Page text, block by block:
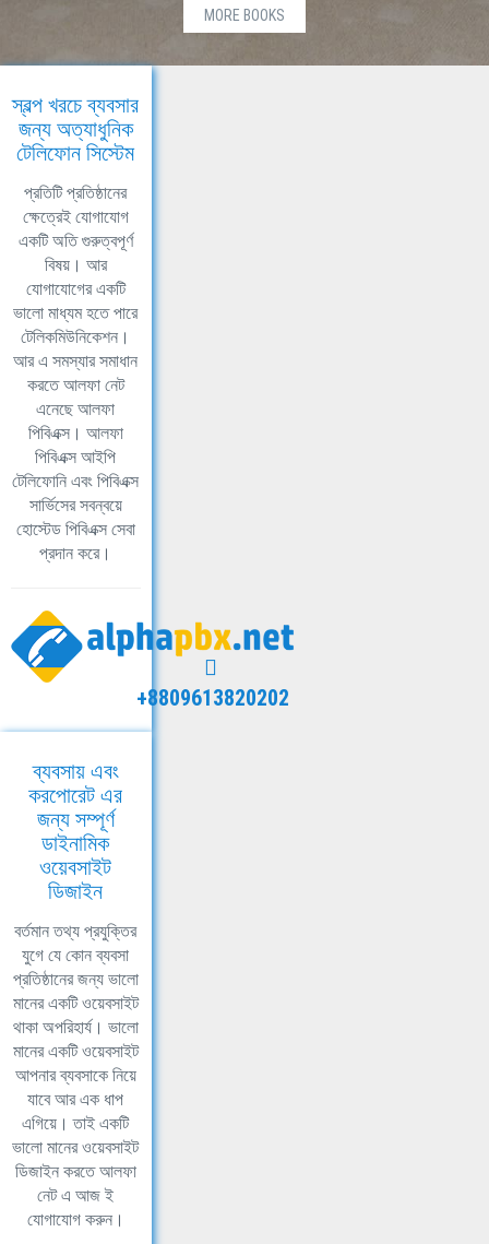
MORE BOOKS
স্বল্প খরচে ব্যবসার
জন্য অত্যাধুনিক
টেলিফোন সিস্টেম
প্রতিটি প্রতিষ্ঠানের
ক্ষেত্রেই যোগাযোগ
একটি অতি গুরুত্বপূর্ণ
বিষয়। আর
যোগাযোগের একটি
ভালো মাধ্যম হতে পারে
টেলিকমিউনিকেশন।
আর এ সমস্যার সমাধান
করতে আলফা নেট
এনেছে আলফা
পিবিএক্স। আলফা
পিবিএক্স আইপি
টেলিফোনি এবং পিবিএক্স
সার্ভিসের সবন্বয়ে
হোস্টেড পিবিএক্স সেবা
প্রদান করে।
+8809613820202
ব্যবসায় এবং
করপোরেট এর
জন্য সম্পূর্ণ
ডাইনামিক
ওয়েবসাইট
ডিজাইন
বর্তমান তথ্য প্রযুক্তির
যুগে যে কোন ব্যবসা
প্রতিষ্ঠানের জন্য ভালো
মানের একটি ওয়েবসাইট
থাকা অপরিহার্য। ভালো
মানের একটি ওয়েবসাইট
আপনার ব্যবসাকে নিয়ে
যাবে আর এক ধাপ
এগিয়ে। তাই একটি
ভালো মানের ওয়েবসাইট
ডিজাইন করতে আলফা
নেট এ আজ ই
যোগাযোগ করুন।